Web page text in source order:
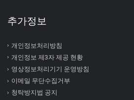
추가정보
개인정보처리방침
개인정보 제3자 제공 현황
영상정보처리기기 운영방침
이메일 무단수집거부
청탁방지법 공지